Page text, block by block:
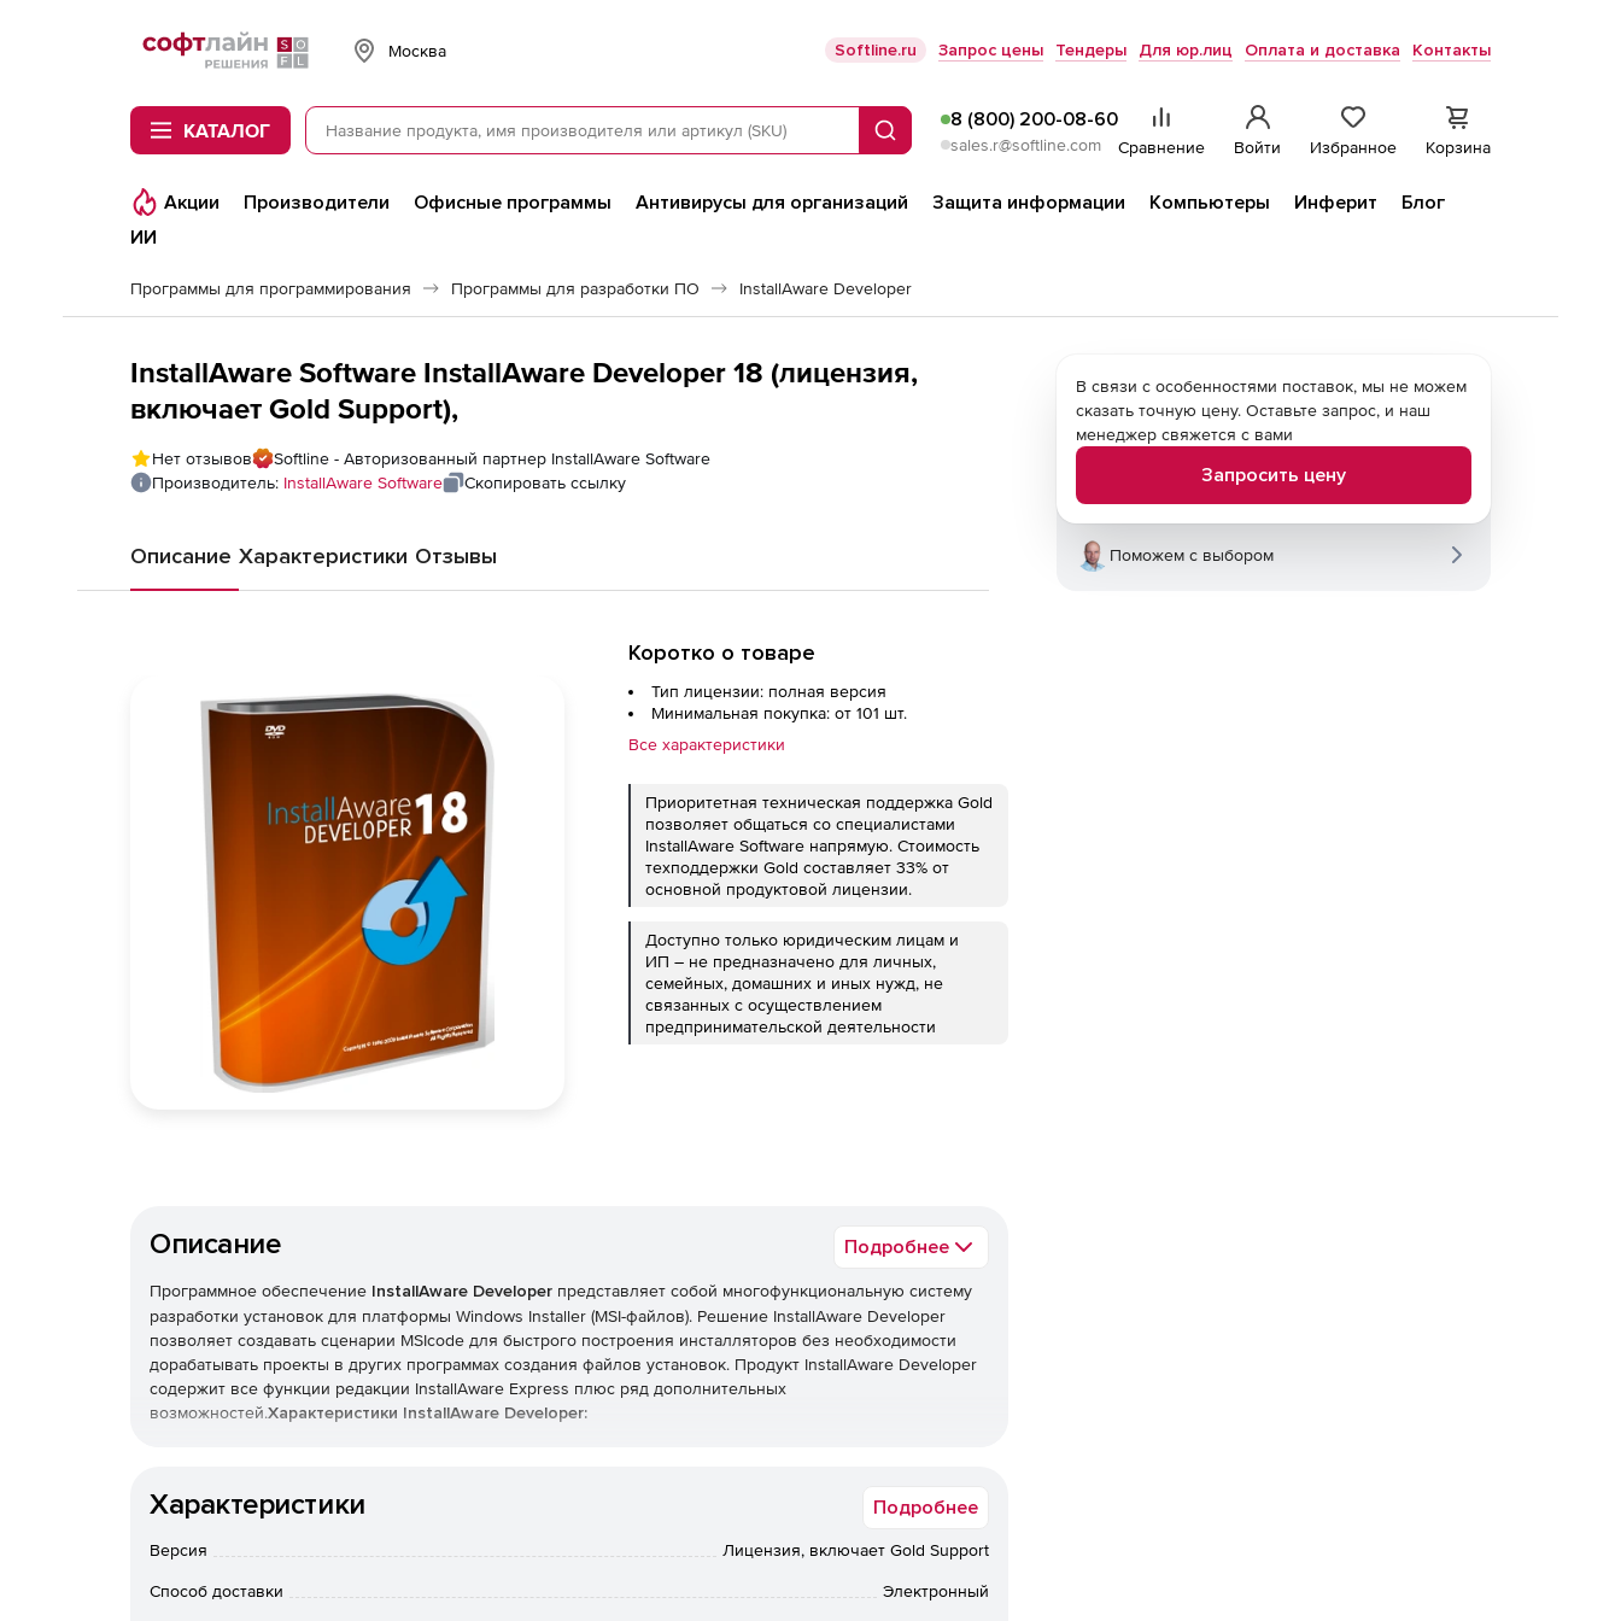
Softline
Москва Softline.ru Запрос цены Тендеры Для юр.лиц Оплата и доставка Контакты
КАТАЛОГ Поиск
8 (800) 200-08-60
sales.r@softline.com Сравнение Войти Избранное Корзина
Акции Производители Офисные программы Антивирусы для организаций Защита информации Компьютеры Инферит
Блог
ИИ
Программы для программирования Программы для разработки ПО InstallAware Developer
InstallAware Software InstallAware Developer 18 (лицензия,
включает Gold Support),
Нет отзывов
Softline - Авторизованный партнер InstallAware Software
Производитель: InstallAware Software Скопировать ссылку
Описание Характеристики Отзывы
Коротко о товаре
Тип лицензии: полная версия
Минимальная покупка: от 101 шт.
Все характеристики
Приоритетная техническая поддержка Gold
позволяет общаться со специалистами
InstallAware Software напрямую. Стоимость
техподдержки Gold составляет 33% от
основной продуктовой лицензии.
Доступно только юридическим лицам и
ИП – не предназначено для личных,
семейных, домашних и иных нужд, не
связанных с осуществлением
предпринимательской деятельности
Описание Подробнее
Программное обеспечение InstallAware Developer представляет собой многофункциональную систему
разработки установок для платформы Windows Installer (MSI-файлов). Решение InstallAware Developer
позволяет создавать сценарии MSIcode для быстрого построения инсталляторов без необходимости
дорабатывать проекты в других программах создания файлов установок. Продукт InstallAware Developer
содержит все функции редакции InstallAware Express плюс ряд дополнительных
возможностей.Характеристики InstallAware Developer:
Installer.
Характеристики Подробнее
Версия Лицензия, включает Gold Support
Способ доставки Электронный
В связи с особенностями поставок, мы не можем
сказать точную цену. Оставьте запрос, и наш
менеджер свяжется с вами
Запросить цену
Поможем с выбором